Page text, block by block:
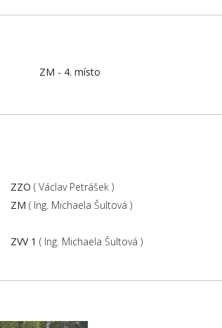
ZM - 4. místo
ZZO ( Václav Petrášek )
ZM ( Ing. Michaela Šultová )
ZVV 1 ( Ing. Michaela Šultová )